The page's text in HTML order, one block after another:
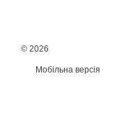
© 2026
Мобільна версія